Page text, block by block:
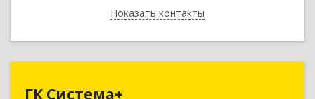
Показать контакты
Назад
ГК Система+